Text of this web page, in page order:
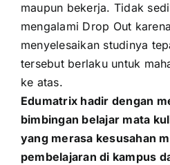
maupun bekerja. Tidak
mengalami Drop Out
menyelesaikan studinya
tersebut berlaku untuk
ke atas.
Edumatrix hadir dengan
bimbingan belajar mata
yang merasa kesusahan
pembelajaran di kampus